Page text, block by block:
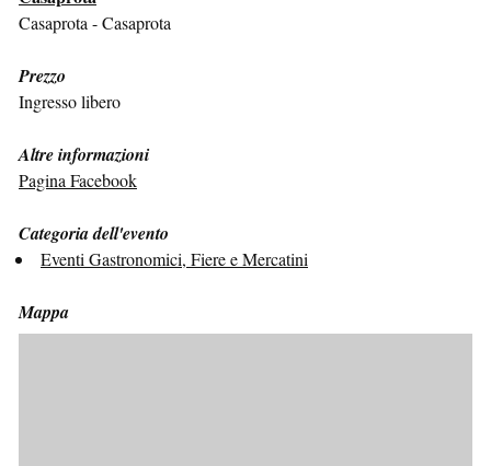
Casaprota - Casaprota
Prezzo
Ingresso libero
Altre informazioni
Pagina Facebook
Categoria dell'evento
Eventi Gastronomici, Fiere e Mercatini
Mappa